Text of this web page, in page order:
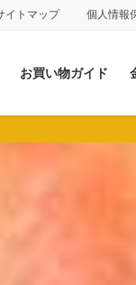
イトマップ 個人情報
お買い物ガイド